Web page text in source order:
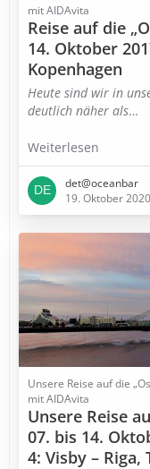
mit AIDAvita
Reise auf die
14. Oktober
Kopenhagen
Heute sind wir in
deutlich näher als…
Weiterlesen
det@oceanbar
19. Oktober
Unsere Reise auf die
mit AIDAvita
Unsere Reise
07. bis 14.
4: Visby – Riga,